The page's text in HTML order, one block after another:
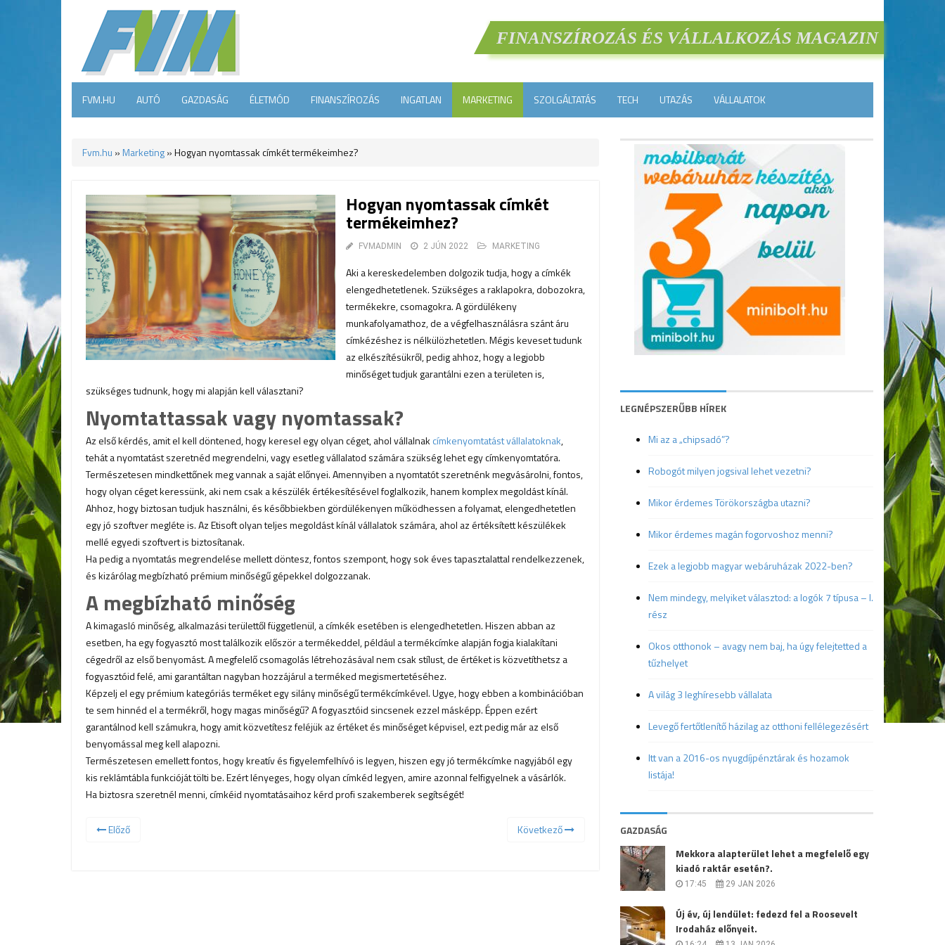
FINANSZÍROZÁS ÉS VÁLLALKOZÁS MAGAZIN
FVM.HU AUTÓ GAZDASÁG ÉLETMÓD FINANSZÍROZÁS INGATLAN MARKETING SZOLGÁLTATÁS TECH UTAZÁS VÁLLALATOK
Fvm.hu » Marketing»Hogyan nyomtassak címkét termékeimhez?
Hogyan nyomtassak címkét
termékeimhez?
FVMADMIN 2 JÚN 2022 MARKETING
Aki a kereskedelemben dolgozik tudja, hogy a címkék
elengedhetetlenek. Szükséges a raklapokra, dobozokra,
termékekre, csomagokra. A gördülékeny
munkafolyamathoz, de a végfelhasználásra szánt áru
címkézéshez is nélkülözhetetlen. Mégis keveset tudunk
az elkészítésükről, pedig ahhoz, hogy a legjobb
minőséget tudjuk garantálni ezen a területen is,
szükséges tudnunk, hogy mi alapján kell választani?
Nyomtattassak vagy nyomtassak?
Az első kérdés, amit el kell döntened, hogy keresel egy olyan céget, ahol vállalnak címkenyomtatást vállalatoknak,
tehát a nyomtatást szeretnéd megrendelni, vagy esetleg vállalatod számára szükség lehet egy címkenyomtatóra.
Természetesen mindkettőnek meg vannak a saját előnyei. Amennyiben a nyomtatót szeretnénk megvásárolni, fontos,
hogy olyan céget keressünk, aki nem csak a készülék értékesítésével foglalkozik, hanem komplex megoldást kínál.
Ahhoz, hogy biztosan tudjuk használni, és későbbiekben gördülékenyen működhessen a folyamat, elengedhetetlen
egy jó szoftver megléte is. Az Etisoft olyan teljes megoldást kínál vállalatok számára, ahol az értéksített készülékek
mellé egyedi szoftvert is biztosítanak.
Ha pedig a nyomtatás megrendelése mellett döntesz, fontos szempont, hogy sok éves tapasztalattal rendelkezzenek,
és kizárólag megbízható prémium minőségű gépekkel dolgozzanak.
A megbízható minőség
A kimagasló minőség, alkalmazási területtől függetlenül, a címkék esetében is elengedhetetlen. Hiszen abban az
esetben, ha egy fogyasztó most találkozik először a termékeddel, például a termékcímke alapján fogja kialakítani
cégedről az első benyomást. A megfelelő csomagolás létrehozásával nem csak stílust, de értéket is közvetíthetsz a
fogyasztóid felé, ami garantáltan nagyban hozzájárul a terméked megismertetéséhez.
Képzelj el egy prémium kategóriás terméket egy silány minőségű termékcímkével. Ugye, hogy ebben a kombinációban
te sem hinnéd el a termékről, hogy magas minőségű? A fogyasztóid sincsenek ezzel másképp. Éppen ezért
garantálnod kell számukra, hogy amit közvetítesz feléjük az értéket és minőséget képvisel, ezt pedig már az első
benyomással meg kell alapozni.
Természetesen emellett fontos, hogy kreatív és figyelemfelhívó is legyen, hiszen egy jó termékcímke nagyjából egy
kis reklámtábla funkcióját tölti be. Ezért lényeges, hogy olyan címkéd legyen, amire azonnal felfigyelnek a vásárlók.
Ha biztosra szeretnél menni, címkéid nyomtatásaihoz kérd profi szakemberek segítségét!
Előző Következő
LEGNÉPSZERŰBB HÍREK
Mi az a „chipsadó”?
Robogót milyen jogsival lehet vezetni?
Mikor érdemes Törökországba utazni?
Mikor érdemes magán fogorvoshoz menni?
Ezek a legjobb magyar webáruházak 2022-ben?
Nem mindegy, melyiket választod: a logók 7 típusa – I.
rész
Okos otthonok – avagy nem baj, ha úgy felejtetted a
tűzhelyet
A világ 3 leghíresebb vállalata
Levegő fertőtlenítő házilag az otthoni fellélegezésért
Itt van a 2016-os nyugdíjpénztárak és hozamok
listája!
GAZDASÁG
Mekkora alapterület lehet a megfelelő egy
kiadó raktár esetén?.
17:45 29 JAN 2026
Új év, új lendület: fedezd fel a Roosevelt
Irodaház előnyeit.